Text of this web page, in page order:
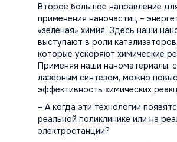
Второе большое направление
применения наночастиц –
«зеленая» химия. Здесь наши
выступают в роли
которые ускоряют химические
Применяя наши наноматериалы,
лазерным синтезом, можно
эффективность химических
– А когда эти технологии
реальной поликлинике или на
электростанции?